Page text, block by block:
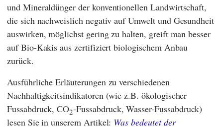
und Mineraldünger der konventionellen Landwirtschaft,
die sich nachweislich negativ auf Umwelt und Gesundheit
auswirken, möglichst gering zu halten, greift man besser
auf Bio-Kakis aus zertifiziert biologischem Anbau
zurück.
Ausführliche Erläuterungen zu verschiedenen
Nachhaltigkeitsindikatoren (wie z.B. ökologischer
Fussabdruck, CO2-Fussabdruck, Wasser-Fussabdruck)
lesen Sie in unserem Artikel: Was bedeutet der